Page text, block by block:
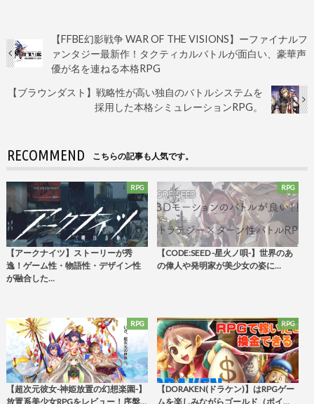
【FFBE幻影戦争 WAR OF THE VISIONS】ーファイナルフ
ァンタジー最新作！タクティカルバトルが面白い、豪華声
優が名を連ねる本格RPG
【ブラウンダスト】戦略性が高い独自のバトルシステムを
採用した本格シミュレーションRPG。
RECOMMEND こちらの記事も人気です。
RPG
【アークナイツ】ストーリーが秀
逸！ゲーム性・物語性・デザイン性
が融合した…
RPG
【CODE:SEED -星火ノ唄-】世界のあ
の偉人や発明家が美少女の姿に…
RPG
【超次元彼女-神姫放置の幻想楽園-】
放置系美少女RPGをレビュー！序盤…
RPG
【DORAKEN(ドラケン)】はRPGゲー
ムを楽しみながらゴールド（ポイ…